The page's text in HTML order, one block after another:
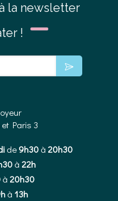
la newsletter
!
Paris 3
de 9h30à 20h30
à 22h
à 20h30
à 13h